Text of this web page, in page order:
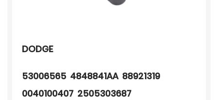
DODGE
53006565 4848841AA 88921319
0040100407 2505303687